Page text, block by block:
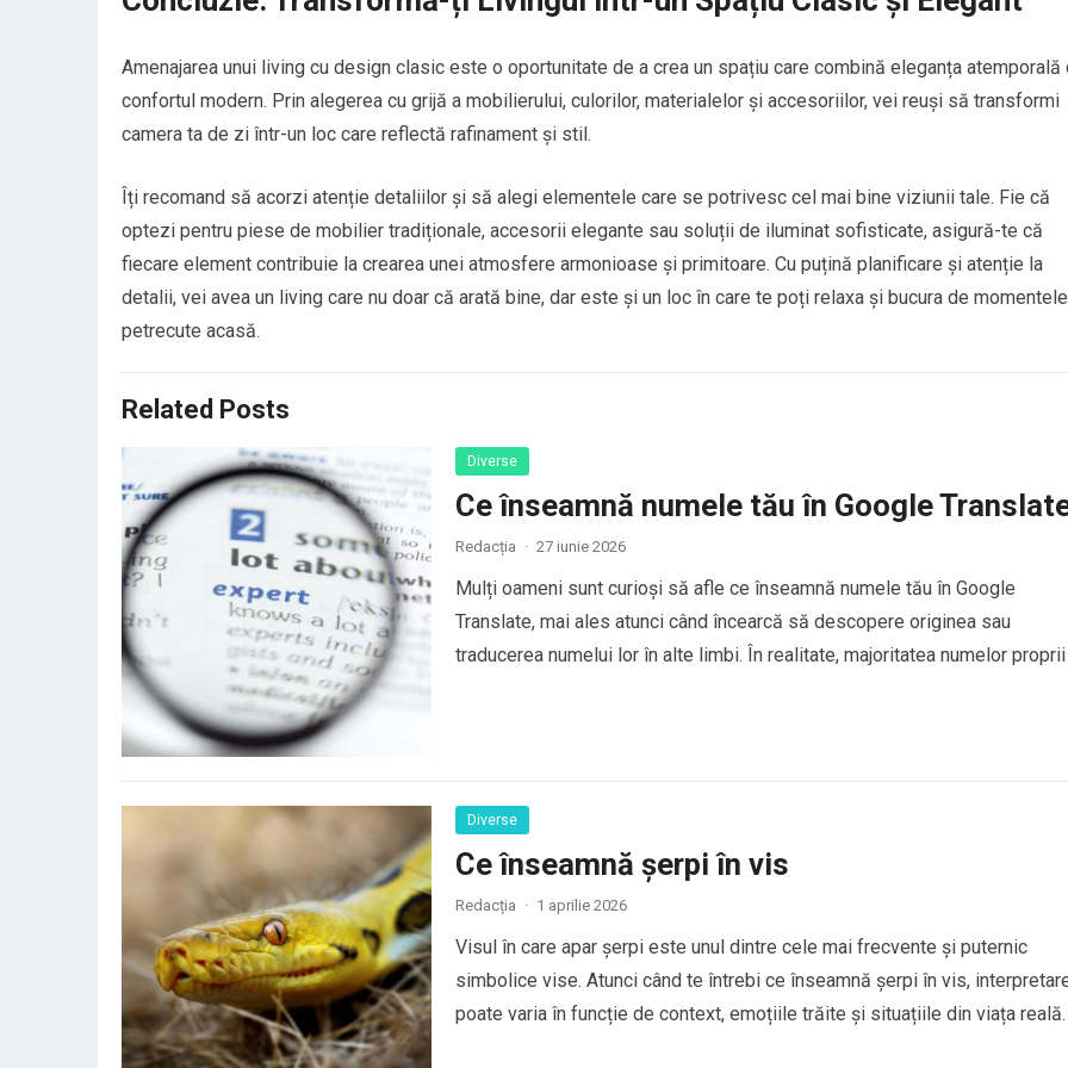
Amenajarea unui living cu design clasic este o oportunitate de a crea un spațiu care combină eleganța atemporală
confortul modern. Prin alegerea cu grijă a mobilierului, culorilor, materialelor și accesoriilor, vei reuși să transformi
camera ta de zi într-un loc care reflectă rafinament și stil.
Îți recomand să acorzi atenție detaliilor și să alegi elementele care se potrivesc cel mai bine viziunii tale. Fie că
optezi pentru piese de mobilier tradiționale, accesorii elegante sau soluții de iluminat sofisticate, asigură-te că
fiecare element contribuie la crearea unei atmosfere armonioase și primitoare. Cu puțină planificare și atenție la
detalii, vei avea un living care nu doar că arată bine, dar este și un loc în care te poți relaxa și bucura de momentele
petrecute acasă.
Related Posts
Diverse
Ce înseamnă numele tău în Google
Redacția · 27 iunie 2026
Mulți oameni sunt curioși să afle ce înseamnă numele tău în Google
Translate, mai ales atunci când încearcă să descopere originea sau
traducerea numelui lor în alte limbi. În realitate, majoritatea numelor proprii
Diverse
Ce înseamnă șerpi în vis
Redacția · 1 aprilie 2026
Visul în care apar șerpi este unul dintre cele mai frecvente și puternic
simbolice vise. Atunci când te întrebi ce înseamnă șerpi în vis,
poate varia în funcție de context, emoțiile trăite și situațiile din viața